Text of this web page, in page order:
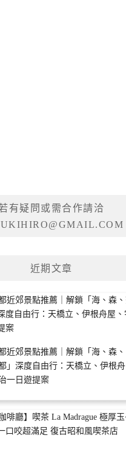
有疑問或需合作請洽
近期文章
近郊景點推薦｜解鎖「海、森、
」深度自由行：天橋立、伊根舟
一日遊提案